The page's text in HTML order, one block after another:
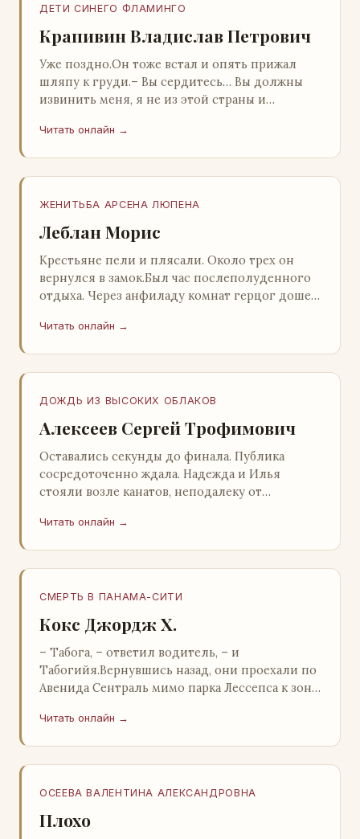
ДЕТИ СИНЕГО ФЛАМИНГО
Крапивин Владислав Петрович
Уже поздно.Он тоже встал и опять прижал
шляпу к груди.– Вы сердитесь… Вы должны
извинить меня, я не из этой страны и
прошу: выс…
Читать онлайн →
ЖЕНИТЬБА АРСЕНА ЛЮПЕНА
Леблан Морис
Крестьяне пели и плясали. Около трех он
вернулся в замок.Был час послеполуденного
отдыха. Через анфиладу комнат герцог дошел
во…
Читать онлайн →
ДОЖДЬ ИЗ ВЫСОКИХ ОБЛАКОВ
Алексеев Сергей Трофимович
Оставались секунды до финала. Публика
сосредоточенно ждала. Надежда и Илья
стояли возле канатов, неподалеку от
прочей публики, …
Читать онлайн →
СМЕРТЬ В ПАНАМА-СИТИ
Кокс Джордж Х.
– Табога, – ответил водитель, – и
Табогийя.Вернувшись назад, они проехали по
Авенида Сентраль мимо парка Лессепса к зоне
отель…
Читать онлайн →
ОСЕЕВА ВАЛЕНТИНА АЛЕКСАНДРОВНА
Плохо